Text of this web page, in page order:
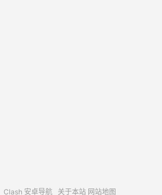
Clash 安卓导航 关于本站 网站地图